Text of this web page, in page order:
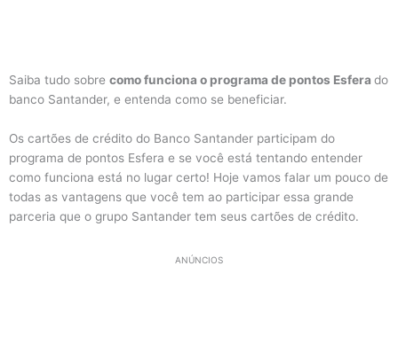
Saiba tudo sobre como funciona o programa de pontos Esfera do
banco Santander, e entenda como se beneficiar.
Os cartões de crédito do Banco Santander participam do
programa de pontos Esfera e se você está tentando entender
como funciona está no lugar certo! Hoje vamos falar um pouco de
todas as vantagens que você tem ao participar essa grande
parceria que o grupo Santander tem seus cartões de crédito.
ANÚNCIOS